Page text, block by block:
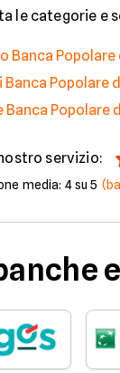
le categorie
Banca
Banca Popolare
Banca Popolare
servizio:
media: 4su 5